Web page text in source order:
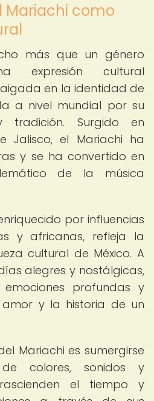
Mariachi como
más que un género
expresión cultural
en la identidad de
a nivel mundial por su
tradición. Surgido en
Jalisco, el Mariachi ha
y se ha convertido en
de la música
por influencias
y africanas, refleja la
cultural de México. A
alegres y nostálgicas,
profundas y
y la historia de un
Mariachi es sumergirse
colores, sonidos y
el tiempo y